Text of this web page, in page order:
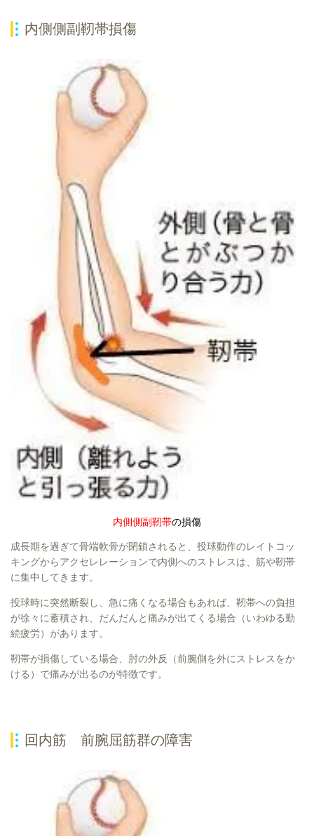
内側側副靭帯損傷
内側側副靭帯の損傷
成長期を過ぎて骨端軟骨が閉鎖されると、投球動作のレイトコッ
キングからアクセレレーションで内側へのストレスは、筋や靭帯
に集中してきます。
投球時に突然断裂し、急に痛くなる場合もあれば、靭帯への負担
が徐々に蓄積され、だんだんと痛みが出てくる場合（いわゆる勤
続疲労）があります。
靭帯が損傷している場合、肘の外反（前腕側を外にストレスをか
ける）で痛みが出るのが特徴です。
回内筋 前腕屈筋群の障害